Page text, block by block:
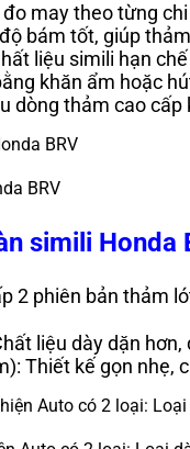
may theo từng
bám tốt, giúp
liệu simili hạn
khăn ẩm hoặc
dòng thảm cao
BRV
simili Honda
2 phiên bản thảm
liệu dày dặn
Thiết kế gọn nhẹ,